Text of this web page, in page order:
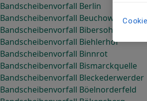
Bandscheibenvorfall Berlin
Bandscheibenvorfall Beuchow
Bandscheibenvorfall Bibersohl
Bandscheibenvorfall Biehlerhof
Bandscheibenvorfall Binnrot
Bandscheibenvorfall Bismarckquelle
Bandscheibenvorfall Bleckederwerder
Bandscheibenvorfall Böelnorderfeld